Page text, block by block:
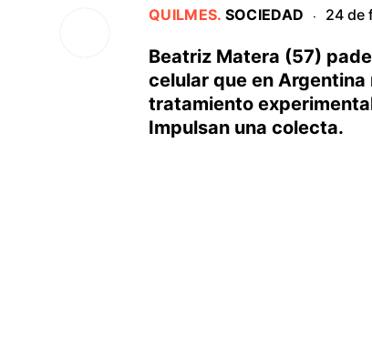
QUILMES. SOCIEDAD · 24 de
Beatriz Matera (57)
celular que en Argentina
tratamiento
Impulsan una colecta.